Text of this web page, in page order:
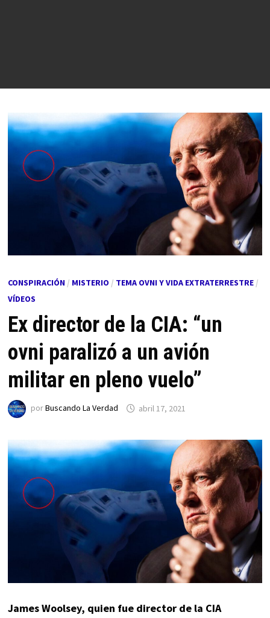
CONSPIRACIÓN/ MISTERIO / TEMA OVNI Y VIDA EXTRATERRESTRE/
VÍDEOS
Ex director de la CIA: “un
ovni paralizó a un avión
militar en pleno vuelo”
porBuscando La Verdad abril 17, 2021
James Woolsey, quien fue director de la CIA